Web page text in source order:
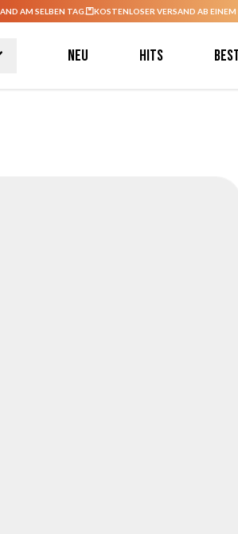
AM SELBEN TAG. KOSTENLOSER VERSAND AB
Neu Hits